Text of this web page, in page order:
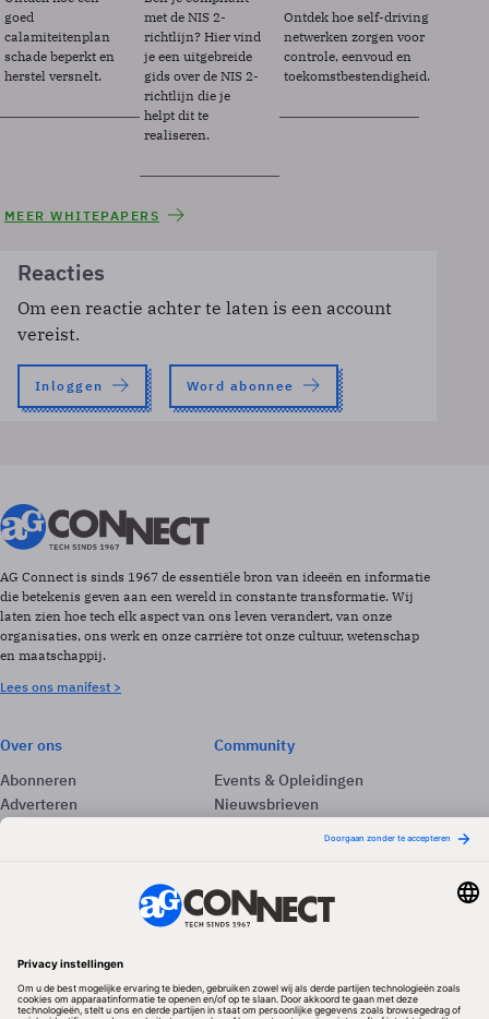
goed
calamiteitenplan
schade beperkt en
herstel versnelt.
met de NIS 2-
richtlijn? Hier vind
je een uitgebreide
gids over de NIS 2-
richtlijn die je
helpt dit te
realiseren.
Ontdek hoe self-driving
netwerken zorgen voor
controle, eenvoud en
toekomstbestendigheid.
MEER WHITEPAPERS
Reacties
Om een reactie achter te laten is een account
vereist.
Inloggen Word abonnee
AG Connect is sinds 1967 de essentiële bron van ideeën en informatie
die betekenis geven aan een wereld in constante transformatie. Wij
laten zien hoe tech elk aspect van ons leven verandert, van onze
organisaties, ons werk en onze carrière tot onze cultuur, wetenschap
en maatschappij.
Lees ons manifest >
Over ons
Abonneren
Adverteren
Contact
Community
Events & Opleidingen
Nieuwsbrieven